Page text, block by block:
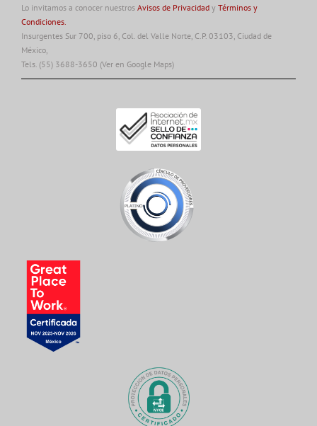
Lo invitamos a conocer nuestros Avisos de Privacidad y Términos y
Condiciones.
Insurgentes Sur 700, piso 6, Col. del Valle Norte, C.P. 03103, Ciudad de
México,
Tels. (55) 3688-3650 (Ver en Google Maps)